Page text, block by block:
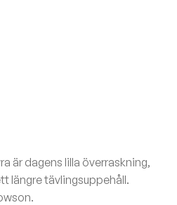
är dagens lilla överraskning,
längre tävlingsuppehåll.